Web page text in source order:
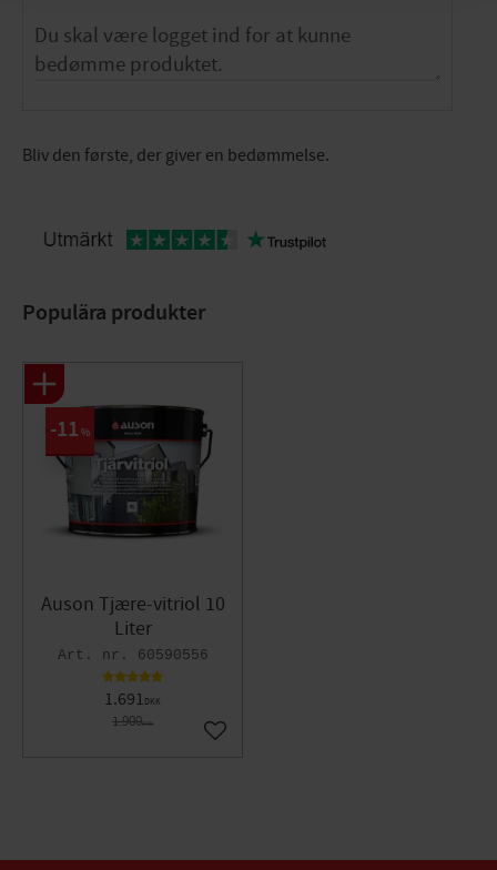
Bliv den første, der giver en bedømmelse.
Populära produkter
Auson Tjære-vitriol 10
Liter
60590556
1.691DKK
1.900DKK
11 %
Gem som favorit